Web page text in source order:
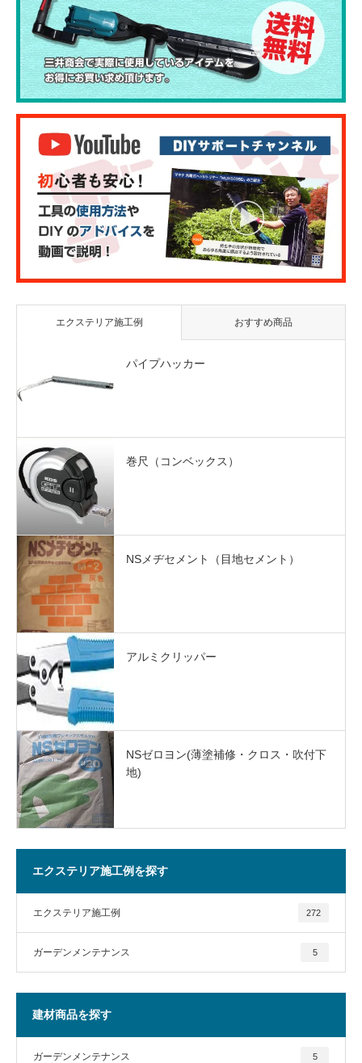
エクステリア施工例 おすすめ商品
パイプハッカー
巻尺（コンベックス）
NSメヂセメント（目地セメント）
アルミクリッパー
NSゼロヨン(薄塗補修・クロス・吹付下
地)
エクステリア施工例を探す
エクステリア施工例 272
ガーデンメンテナンス 5
建材商品を探す
ガーデンメンテナンス 5